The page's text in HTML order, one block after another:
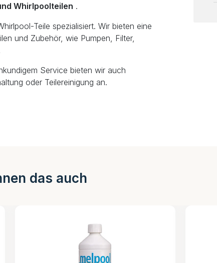
Whirlpoolteilen .
Teile spezialisiert. Wir bieten eine
und Zubehör, wie Pumpen, Filter,
Service bieten wir auch
oder Teilereinigung an.
das auch